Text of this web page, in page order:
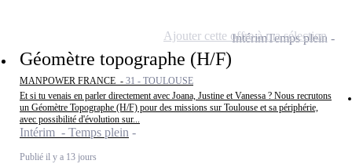
Géomètre topographe (H/F)
MANPOWER FRANCE - 31 - TOULOUSE
Et si tu venais en parler directement avec Joana, Justine et Vanessa ? Nous recrutons
un Géomètre Topographe (H/F) pour des missions sur Toulouse et sa périphérie,
avec possibilité d'évolution sur...
Intérim - Temps plein
Publié il y a 13 jours
IntérimTemps plein
Ajouter cette offre à ma sélection